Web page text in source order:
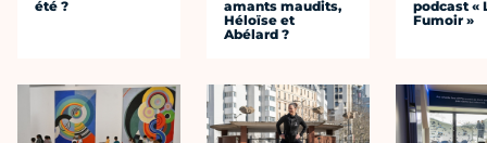
été ?
amants maudits,
Héloïse et
Abélard ?
podcast «
Fumoir »